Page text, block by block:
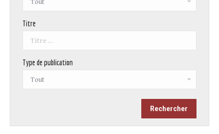
Titre
Type de publication